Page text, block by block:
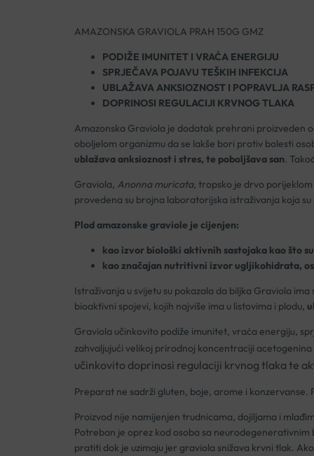
AMAZONSKA GRAVIOLA PRAH 150G GMZ
PODIŽE IMUNITET I VRAĆA ENERGIJU
SPRJEČAVA POJAVU TEŠKIH INFEKCIJA
UBLAŽAVA ANKSIOZNOST I POPRAVLJA
DOPRINOSI REGULACIJI KRVNOG TLAKA
Amazonska Graviola je dodatak prehrani proizveden
oboljelom organizmu da se lakše bori protiv bolesti
ublažava anksioznost i stres, te poboljšava san.
Graviola, Anonna muricata, tropsko je drvo
provedena su brojna laboratorijska istraživanja koja
Plod amazonske graviole je cijenjen:
kao izvor biološki aktivnih sastojaka kao što
kao značajan nutritivni izvor ugljikohidrata,
Istraživanja u svijetu su pokazala da biljka Graviola
bioaktivni spojevi, kojih najviše ima u listovima i plodu,
Graviola učinkovito podiže imunitet, vraća energiju,
zahvaljujući velikoj prirodnoj koncentraciji
učinkovito doprinosi regulaciji krvnog tlaka te
Preparat ne sadrži gluten, boje, arome i konzervanse.
Proizvod nije namijenjen trudnicama, dojiljama i
Potreban je oprez kod osoba sa
pratiti dok je uzimaju jer graviola snižava krvni tlak.